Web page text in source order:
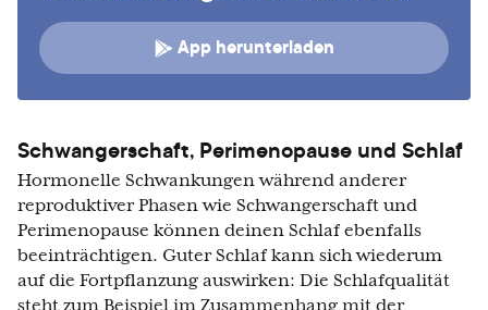
App herunterladen
Schwangerschaft, Perimenopause und Schlaf
Hormonelle Schwankungen während anderer
reproduktiver Phasen wie Schwangerschaft und
Perimenopause können deinen Schlaf ebenfalls
beeinträchtigen. Guter Schlaf kann sich wiederum
auf die Fortpflanzung auswirken: Die Schlafqualität
steht zum Beispiel im Zusammenhang mit der